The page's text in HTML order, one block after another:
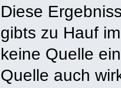
Diese
gibts zu Hauf
keine Quelle
Quelle auch